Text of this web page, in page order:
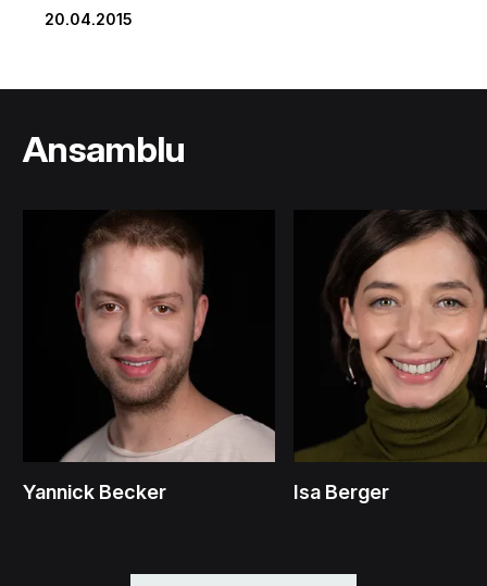
20.04.2015
Ansamblu
Yannick Becker Isa Berger